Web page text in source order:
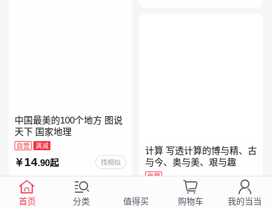
中国最美的100个地方 图说
天下 国家地理
自营 满减
14.90起 找相似
计算 写透计算的博与精、古
与今、奥与美、艰与趣
自营
找相似
首页 分类 值得买 购物车 我的当当